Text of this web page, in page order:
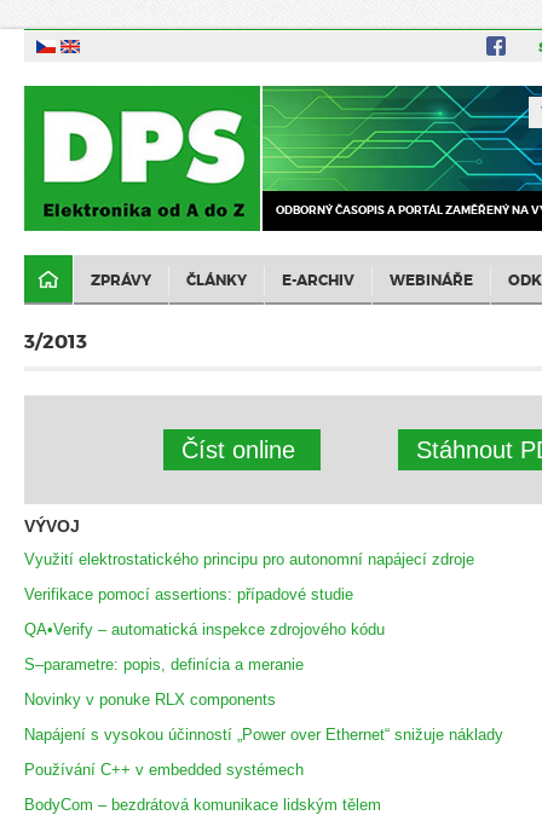
ODBORNÝ ČASOPIS A PORTÁL ZAMĚŘENÝ NA
ZPRÁVY ČLÁNKY E-ARCHIV WEBINÁŘE
3/2013
Číst online Stáhnout
VÝVOJ
Využití elektrostatického principu pro autonomní napájecí zdroje
Verifikace pomocí assertions: případové studie
QA•Verify – automatická inspekce zdrojového kódu
S–parametre: popis, definícia a meranie
Novinky v ponuke RLX components
Napájení s vysokou účinností „Power over Ethernet“ snižuje náklady
Používání C++ v embedded systémech
BodyCom – bezdrátová komunikace lidským tělem